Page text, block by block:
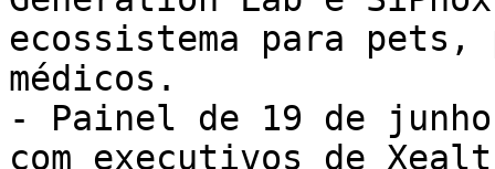
ecossistema para pets,
médicos.
- Painel de 19 de
com executivos de